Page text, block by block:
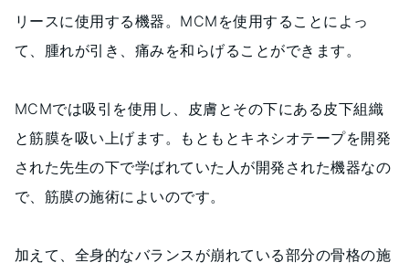
リースに使用する機器。MCMを使用することによっ
て、腫れが引き、痛みを和らげることができます。
MCMでは吸引を使用し、皮膚とその下にある皮下組織
と筋膜を吸い上げます。もともとキネシオテープを開発
された先生の下で学ばれていた人が開発された機器なの
で、筋膜の施術によいのです。
加えて、全身的なバランスが崩れている部分の骨格の施